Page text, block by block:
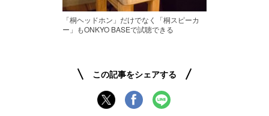
「桐ヘッドホン」だけでなく「桐スピーカ
ー」もONKYO BASEで試聴できる
この記事をシェアする